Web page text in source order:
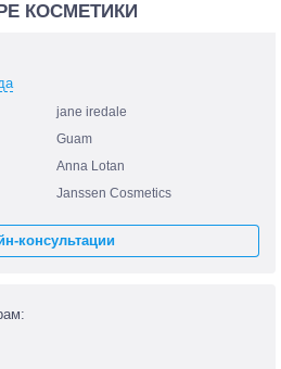
КОСМЕТИКИ
jane iredale
Guam
Anna Lotan
Janssen Cosmetics
консультации